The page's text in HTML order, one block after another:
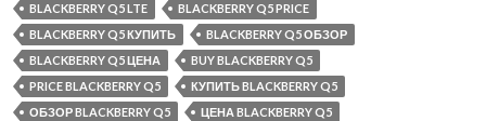
BLACKBERRY Q5 LTE
BLACKBERRY Q5 PRICE
BLACKBERRY Q5 КУПИТЬ
BLACKBERRY Q5 ОБЗОР
BLACKBERRY Q5 ЦЕНА
BUY BLACKBERRY Q5
PRICE BLACKBERRY Q5
КУПИТЬ BLACKBERRY Q5
ОБЗОР BLACKBERRY Q5
ЦЕНА BLACKBERRY Q5